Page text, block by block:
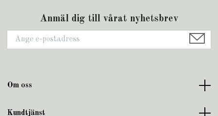
Anmäl dig till vårat nyhetsbrev
Om oss
Kundtjänst